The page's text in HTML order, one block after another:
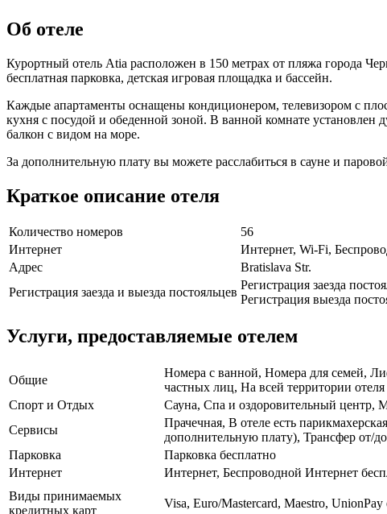
Об отеле
Курортный отель Atia расположен в 150 метрах от пляжа города
бесплатная парковка, детская игровая площадка и бассейн.
Каждые апартаменты оснащены кондиционером, телевизором с
кухня с посудой и обеденной зоной. В ванной комнате
балкон с видом на море.
За дополнительную плату вы можете расслабиться в сауне и
Краткое описание отеля
Количество номеров
56
Интернет
Интернет, Wi-Fi,
Адрес
Bratislava Str.
Регистрация заезда и выезда постояльцев
Регистрация заезда
Регистрация выезда
Услуги, предоставляемые отелем
Общие
Номера с ванной, Номера для семей,
частных лиц, На всей территории отеля
Спорт и Отдых
Сауна, Спа и оздоровительный центр,
Сервисы
Прачечная, В отеле есть
дополнительную плату), Трансфер от/
Парковка
Парковка бесплатно
Интернет
Интернет, Беспроводной Интернет
Виды принимаемых
кредитных карт
Visa, Euro/Mastercard, Maestro, UnionPay